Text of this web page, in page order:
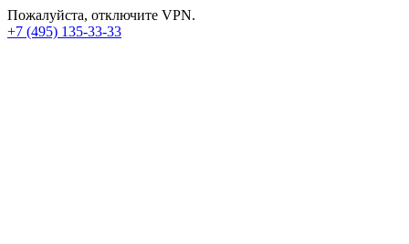
Пожалуйста, отключите VPN.
+7 (495) 135-33-33